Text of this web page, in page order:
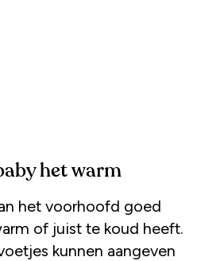
het warm
of juist te koud heeft.
kunnen aangeven